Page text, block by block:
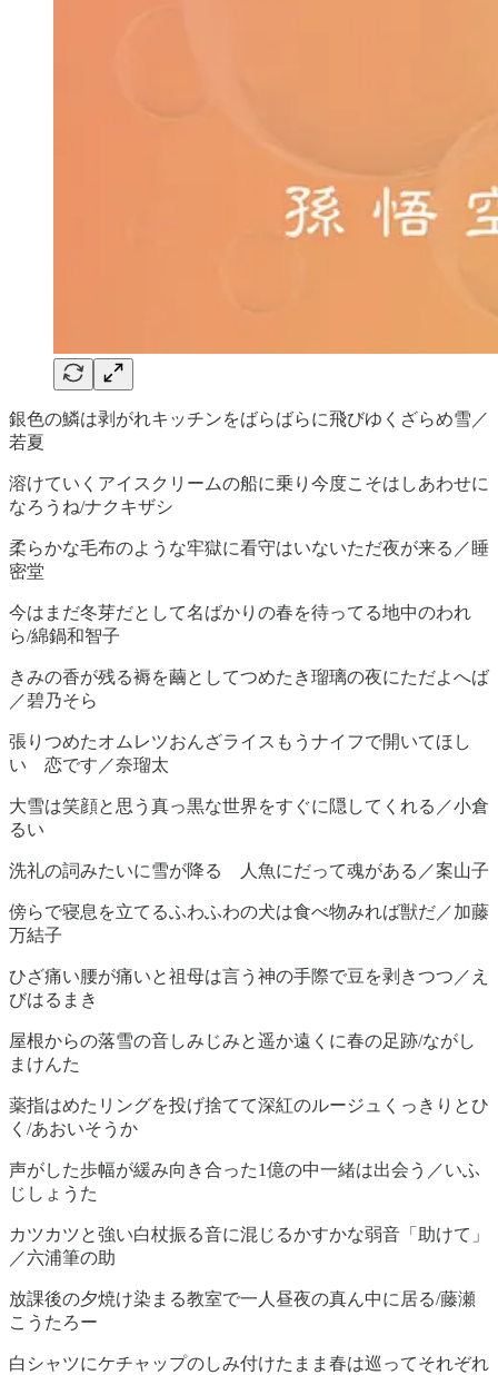
銀色の鱗は剥がれキッチンをばらばらに飛びゆくざらめ雪／
若夏
溶けていくアイスクリームの船に乗り今度こそはしあわせに
なろうね/ナクキザシ
柔らかな毛布のような牢獄に看守はいないただ夜が来る／睡
密堂
今はまだ冬芽だとして名ばかりの春を待ってる地中のわれ
ら/綿鍋和智子
きみの香が残る褥を繭としてつめたき瑠璃の夜にただよへば
／碧乃そら
張りつめたオムレツおんざライスもうナイフで開いてほし
い 恋です／奈瑠太
大雪は笑顔と思う真っ黒な世界をすぐに隠してくれる／小倉
るい
洗礼の詞みたいに雪が降る 人魚にだって魂がある／案山子
傍らで寝息を立てるふわふわの犬は食べ物みれば獣だ／加藤
万結子
ひざ痛い腰が痛いと祖母は言う神の手際で豆を剥きつつ／え
びはるまき
屋根からの落雪の音しみじみと遥か遠くに春の足跡/ながし
まけんた
薬指はめたリングを投げ捨てて深紅のルージュくっきりとひ
く/あおいそうか
声がした歩幅が緩み向き合った1億の中一緒は出会う／いふ
じしょうた
カツカツと強い白杖振る音に混じるかすかな弱音「助けて」
／六浦筆の助
放課後の夕焼け染まる教室で一人昼夜の真ん中に居る/藤瀬
こうたろー
白シャツにケチャップのしみ付けたまま春は巡ってそれぞれ